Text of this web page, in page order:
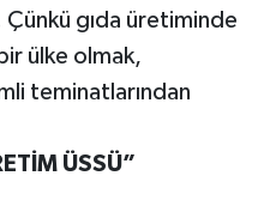
gıda üretiminde
ülke olmak,
teminatlarından
ÜSSÜ”